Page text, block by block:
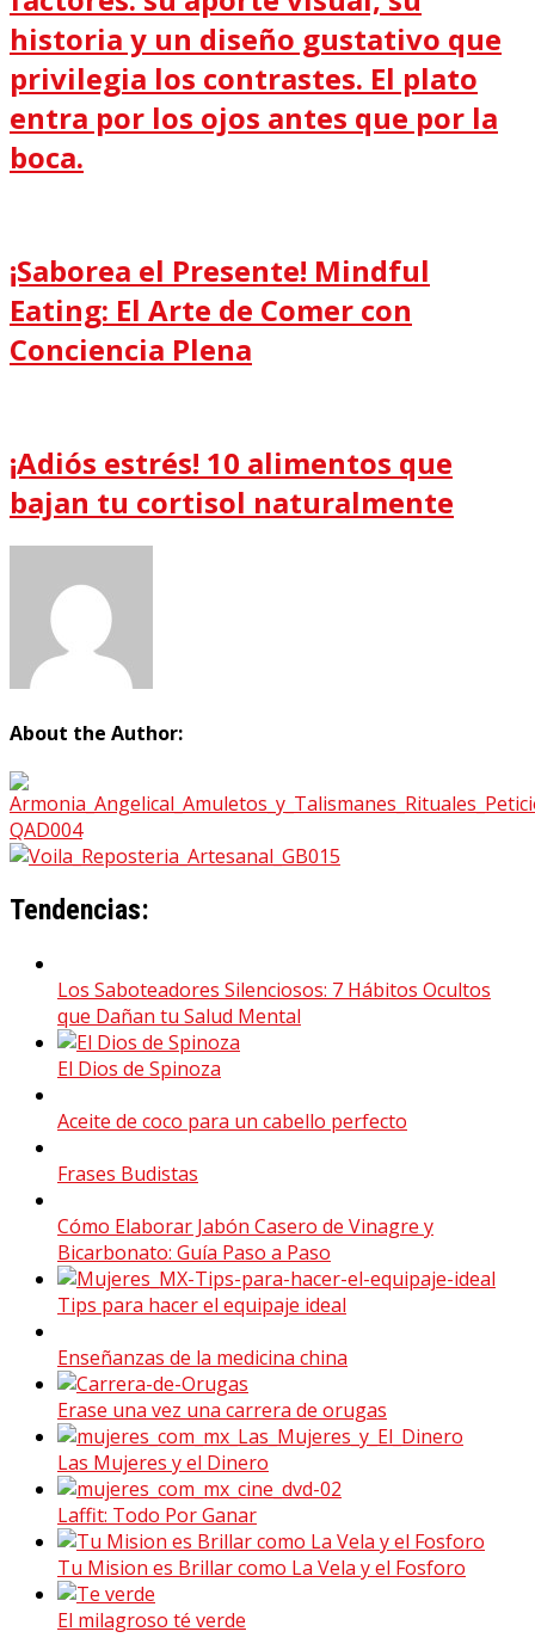
historia y un diseño gustativo que
privilegia los contrastes. El plato
entra por los ojos antes que por la
boca.
¡Saborea el Presente! Mindful
Eating: El Arte de Comer con
Conciencia Plena
¡Adiós estrés! 10 alimentos que
bajan tu cortisol naturalmente
About the Author:
Tendencias:
Los Saboteadores Silenciosos: 7 Hábitos Ocultos
que Dañan tu Salud Mental
El Dios de Spinoza
Aceite de coco para un cabello perfecto
Frases Budistas
Cómo Elaborar Jabón Casero de Vinagre y
Bicarbonato: Guía Paso a Paso
Tips para hacer el equipaje ideal
Enseñanzas de la medicina china
Erase una vez una carrera de orugas
Las Mujeres y el Dinero
Laffit: Todo Por Ganar
Tu Mision es Brillar como La Vela y el Fosforo
El milagroso té verde